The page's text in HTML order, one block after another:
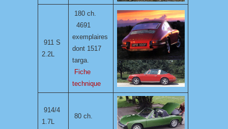
911 S
2.2L
180 ch.
4691
exemplaires
dont 1517
targa.
Fiche
technique
914/4
1.7L
80 ch.